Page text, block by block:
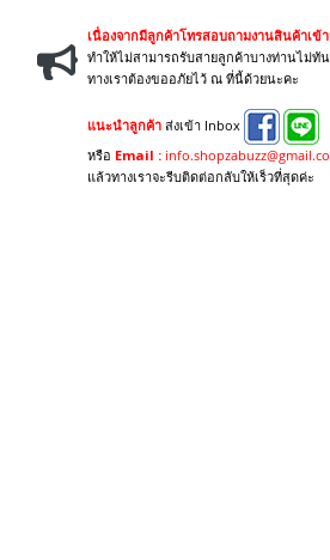
เนื่องจากมีลูกค้าโทรสอบถามงานสินค้าเข้
ทำให้ไม่สามารถรับสายลูกค้าบางท่านไม่ทัน
ทางเราต้องขออภัยไว้ ณ ที่นี้ด้วยนะคะ
แนะนำลูกค้า ส่งเข้า Inbox
หรือ Email :
แล้วทางเราจะรีบติดต่อกลับให้เร็วที่สุดค่ะ